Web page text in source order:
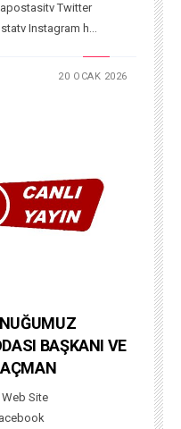
Twitter
Instagram h...
20 OCAK 2026
BAŞKANI VE
Site